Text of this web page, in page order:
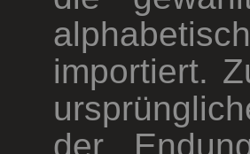
importiert.
der